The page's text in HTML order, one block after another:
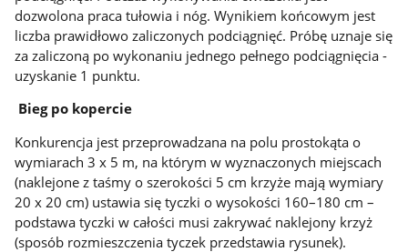
dozwolona praca tułowia i nóg. Wynikiem końcowym jest
liczba prawidłowo zaliczonych podciągnięć. Próbę uznaje się
za zaliczoną po wykonaniu jednego pełnego podciągnięcia -
uzyskanie 1 punktu.
Bieg po kopercie
Konkurencja jest przeprowadzana na polu prostokąta o
wymiarach 3 x 5 m, na którym w wyznaczonych miejscach
(naklejone z taśmy o szerokości 5 cm krzyże mają wymiary
20 x 20 cm) ustawia się tyczki o wysokości 160–180 cm –
podstawa tyczki w całości musi zakrywać naklejony krzyż
(sposób rozmieszczenia tyczek przedstawia rysunek).